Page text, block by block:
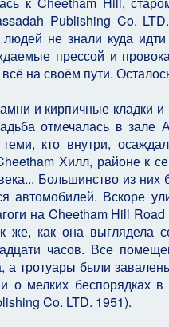
Publishing Co.
не знали куда
прессой и
на своём пути.
и кирпичные кладки
отмечалась в зале
кто внутри,
Хилл, районе к
Большинство из
автомобилей. Вскоре
на Cheetham Hill
же, как она выглядела
часов. Все
а тротуары были
о мелких беспорядках
Co. LTD. 1951).